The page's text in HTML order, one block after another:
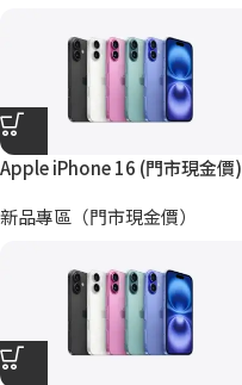
Apple iPhone 16 (門市現金價)
新品專區（門市現金價）